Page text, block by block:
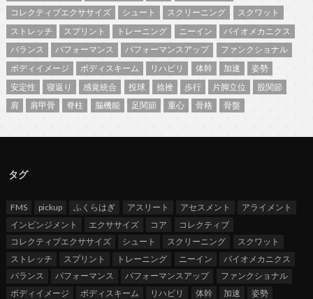
コレクティブエクササイズ
シュート スクリーニング
スクワット
ストレッチ
スプリント トレーニング ニーイン
バイオメカニクス
バランス
パフォーマンス パフォーマンスアップ
ファンクショナル
ボディイメージ
ボディスキーム リハビリ 体幹 加速
姿勢
安定性
寝返り 感覚統合 投球 捻挫 歩行 片脚立位
股関節
肩
肩甲骨 脊柱 脳機能 足関節 重心 骨格 骨盤
タグ
FMS pickup ふくらはぎ アスリート アセスメント
アライメント
インピンジメント
エクササイズ コア
コレクティブ
コレクティブエクササイズ
シュート スクリーニング
スクワット
ストレッチ
スプリント トレーニング ニーイン
バイオメカニクス
バランス
パフォーマンス パフォーマンスアップ
ファンクショナル
ボディイメージ
ボディスキーム リハビリ 体幹 加速
姿勢